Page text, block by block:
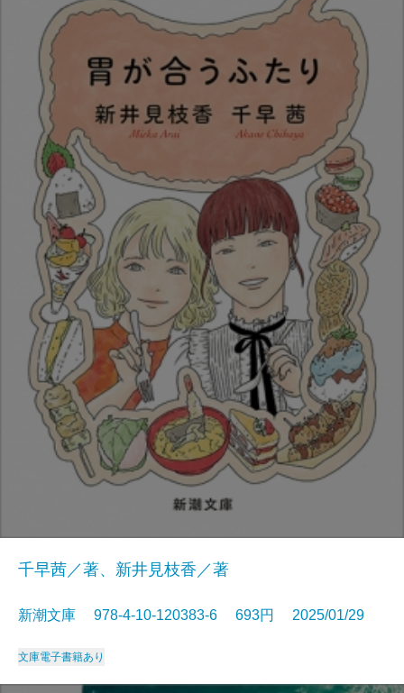
千早茜／著、新井見枝香／著
新潮文庫 978-4-10-120383-6 693円 2025/01/29
文庫電子書籍あり